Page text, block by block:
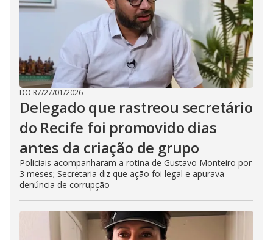
DO R7/27/01/2026
Delegado que rastreou secretário
do Recife foi promovido dias
antes da criação de grupo
Policiais acompanharam a rotina de Gustavo Monteiro por
3 meses; Secretaria diz que ação foi legal e apurava
denúncia de corrupção